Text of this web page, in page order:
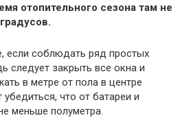
отопительного сезона там не
если соблюдать ряд простых
следует закрыть все окна и
в метре от пола в центре
что от батареи и
меньше полуметра.